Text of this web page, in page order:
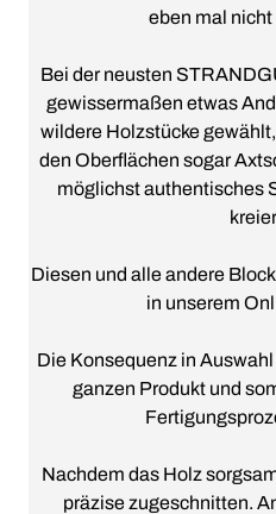
eben mal nicht
Bei der neusten
gewissermaßen etwas
wildere Holzstücke
den Oberflächen sogar
möglichst authentisches
Diesen und alle andere
in unserem
Die Konsequenz in
ganzen Produkt und
Nachdem das Holz
präzise zugeschnitten.